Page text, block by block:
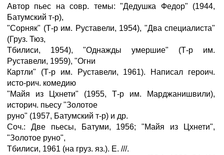
Автор пьес на совр. темы: "Дедушка Федор" (1944,
Батумский т-р),
"Сорняк" (Т-р им. Руставели, 1954), "Два специалиста"
(Груз. Тюз,
Тбилиси, 1954), "Однажды умершие" (Т-р им.
Руставели, 1959), "Огни
Картли" (Т-р им. Руставели, 1961). Написал героич.
исто-рич. комедию
"Майя из Цхнети" (1955, Т-р им. Марджанишвили),
историч. пьесу "Золотое
руно" (1957, Батумский т-р) и др.
Соч.: Две пьесы, Батуми, 1956; "Майя из Цхнети",
"Золотое руно",
Тбилиси, 1961 (на груз. яз.). Е. ///.